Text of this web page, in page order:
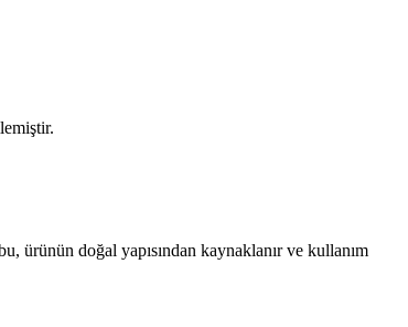
ürünün doğal yapısından kaynaklanır ve kullanım